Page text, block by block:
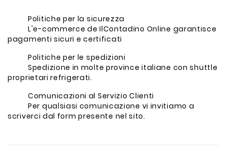
Politiche per la sicurezza
L'e-commerce de IlContadino Online garantisce
pagamenti sicuri e certificati
Politiche per le spedizioni
Spedizione in molte province italiane con shuttle
proprietari refrigerati.
Comunicazioni al Servizio Clienti
Per qualsiasi comunicazione vi invitiamo a
scriverci dal form presente nel sito.